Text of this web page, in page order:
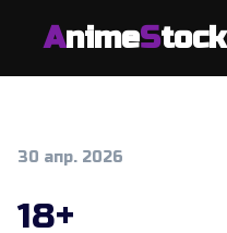
AnimeStock
30 апр. 2026
18+